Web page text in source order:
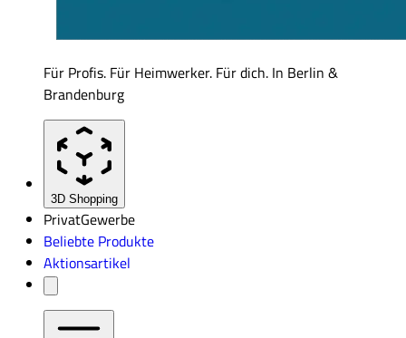
Für Profis. Für Heimwerker. Für dich. In Berlin &
Brandenburg
3D Shopping
PrivatGewerbe
Beliebte Produkte
Aktionsartikel